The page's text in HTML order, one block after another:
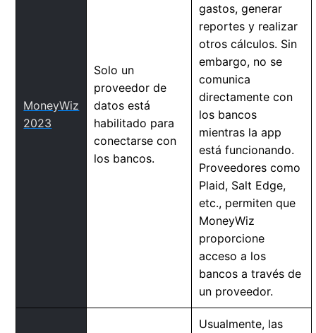
MoneyWiz
2023
Solo un
proveedor de
datos está
habilitado para
conectarse con
los bancos.
gastos, generar
reportes y realizar
otros cálculos. Sin
embargo, no se
comunica
directamente con
los bancos
mientras la app
está funcionando.
Proveedores como
Plaid, Salt Edge,
etc., permiten que
MoneyWiz
proporcione
acceso a los
bancos a través de
un proveedor.
Usualmente, las